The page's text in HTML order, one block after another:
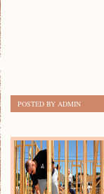
POSTED BY ADMIN